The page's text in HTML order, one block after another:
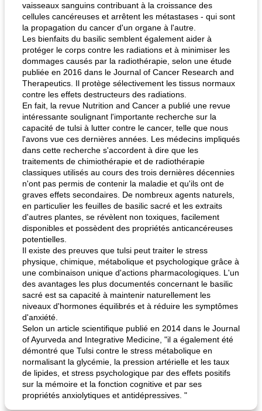
vaisseaux sanguins contribuant à la croissance des
cellules cancéreuses et arrêtent les métastases - qui sont
la propagation du cancer d'un organe à l'autre.
Les bienfaits du basilic semblent également aider à
protéger le corps contre les radiations et à minimiser les
dommages causés par la radiothérapie, selon une étude
publiée en 2016 dans le Journal of Cancer Research and
Therapeutics. Il protège sélectivement les tissus normaux
contre les effets destructeurs des radiations.
En fait, la revue Nutrition and Cancer a publié une revue
intéressante soulignant l'importante recherche sur la
capacité de tulsi à lutter contre le cancer, telle que nous
l'avons vue ces dernières années. Les médecins impliqués
dans cette recherche s'accordent à dire que les
traitements de chimiothérapie et de radiothérapie
classiques utilisés au cours des trois dernières décennies
n'ont pas permis de contenir la maladie et qu'ils ont de
graves effets secondaires. De nombreux agents naturels,
en particulier les feuilles de basilic sacré et les extraits
d'autres plantes, se révèlent non toxiques, facilement
disponibles et possèdent des propriétés anticancéreuses
potentielles.
Il existe des preuves que tulsi peut traiter le stress
physique, chimique, métabolique et psychologique grâce à
une combinaison unique d'actions pharmacologiques. L'un
des avantages les plus documentés concernant le basilic
sacré est sa capacité à maintenir naturellement les
niveaux d'hormones équilibrés et à réduire les symptômes
d'anxiété.
Selon un article scientifique publié en 2014 dans le Journal
of Ayurveda and Integrative Medicine, "il a également été
démontré que Tulsi contre le stress métabolique en
normalisant la glycémie, la pression artérielle et les taux
de lipides, et stress psychologique par des effets positifs
sur la mémoire et la fonction cognitive et par ses
propriétés anxiolytiques et antidépressives. "